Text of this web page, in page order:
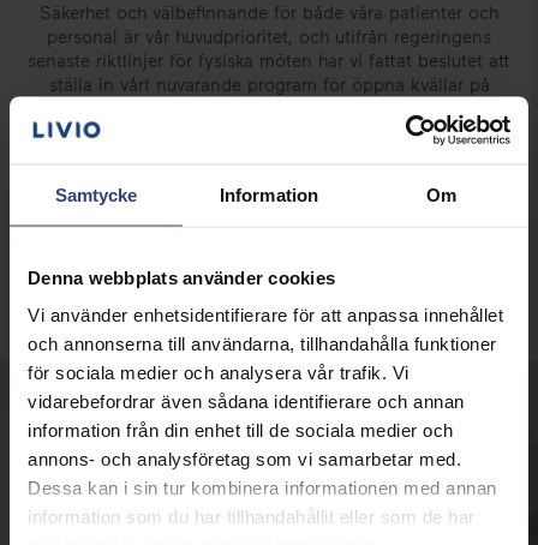
Samtycke Information Om
Denna webbplats använder cookies
Vi använder enhetsidentifierare för att anpassa innehållet
och annonserna till användarna, tillhandahålla funktioner
för sociala medier och analysera vår trafik. Vi
vidarebefordrar även sådana identifierare och annan
information från din enhet till de sociala medier och
annons- och analysföretag som vi samarbetar med.
Dessa kan i sin tur kombinera informationen med annan
information som du har tillhandahållit eller som de har
Säkerhet och välbefinnande för både våra patienter och
personal är vår huvudprioritet, och utifrån regeringens
senaste riktlinjer för fysiska möten har vi fattat beslutet att
ställa in vårt nuvarande program för öppna kvällar på
behandling hos Vitanova och vårt sätt att arbeta med IVF i
milt stimulerad och naturlig cykel. Därför har vi planerat in
information om Vitanova och ställa frågor utan att behöva
Välj klinik
Få mer information om din närmaste klinik